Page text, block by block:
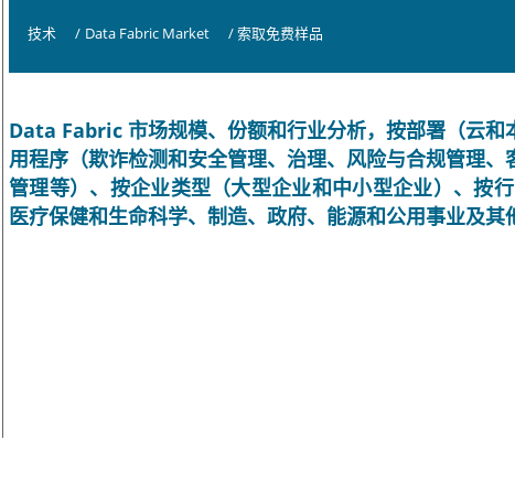
技术 / Data Fabric Market / 索取免费样品
Data Fabric 市场规模、份额和行业分析，按部署（云和
用程序（欺诈检测和安全管理、治理、风险与合规管理
管理等）、按企业类型（大型企业和中小型企业）、按
医疗保健和生命科学、制造、政府、能源和公用事业及